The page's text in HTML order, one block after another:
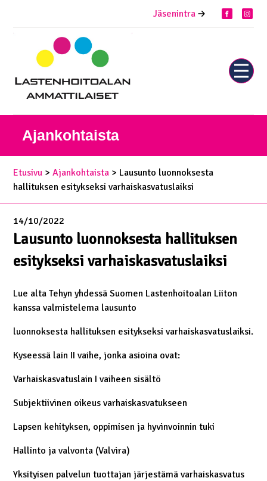
Jäsenintra facebook
piilota
Ajankohtaista
Etusivu >Ajankohtaista > Lausunto luonnoksesta
hallituksen esitykseksi varhaiskasvatuslaiksi
14/10/2022
Lausunto luonnoksesta hallituksen
esitykseksi varhaiskasvatuslaiksi
Lue alta Tehyn yhdessä Suomen Lastenhoitoalan Liiton
kanssa valmistelema lausunto
luonnoksesta hallituksen esitykseksi varhaiskasvatuslaiksi.
Kyseessä lain II vaihe, jonka asioina ovat:
Varhaiskasvatuslain I vaiheen sisältö
Subjektiivinen oikeus varhaiskasvatukseen
Lapsen kehityksen, oppimisen ja hyvinvoinnin tuki
Hallinto ja valvonta (Valvira)
Yksityisen palvelun tuottajan järjestämä varhaiskasvatus